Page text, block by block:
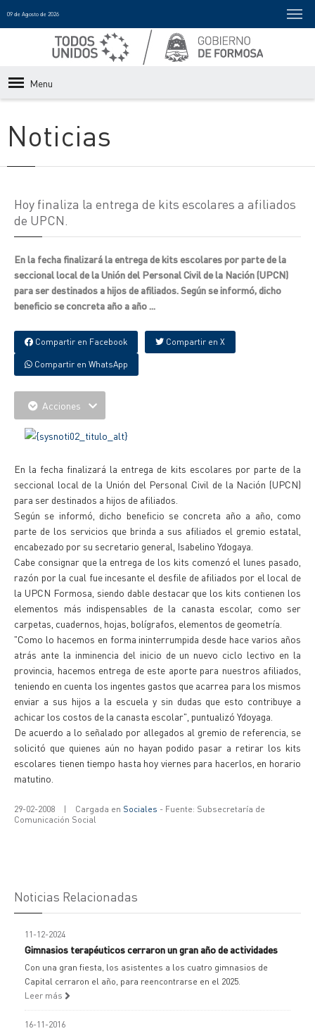
09 de Agosto de 2026
Menu
Noticias
Hoy finaliza la entrega de kits escolares a afiliados
de UPCN.
En la fecha finalizará la entrega de kits escolares por parte de la
seccional local de la Unión del Personal Civil de la Nación (UPCN)
para ser destinados a hijos de afiliados. Según se informó, dicho
beneficio se concreta año a año ...
Compartir en Facebook Compartir en X
Compartir en WhatsApp
Acciones
En la fecha finalizará la entrega de kits escolares por parte de la
seccional local de la Unión del Personal Civil de la Nación (UPCN)
para ser destinados a hijos de afiliados.
Según se informó, dicho beneficio se concreta año a año, como
parte de los servicios que brinda a sus afiliados el gremio estatal,
encabezado por su secretario general, Isabelino Ydogaya.
Cabe consignar que la entrega de los kits comenzó el lunes pasado,
razón por la cual fue incesante el desfile de afiliados por el local de
la UPCN Formosa, siendo dable destacar que los kits contienen los
elementos más indispensables de la canasta escolar, como ser
carpetas, cuadernos, hojas, bolígrafos, elementos de geometría.
"Como lo hacemos en forma ininterrumpida desde hace varios años
atrás ante la inminencia del inicio de un nuevo ciclo lectivo en la
provincia, hacemos entrega de este aporte para nuestros afiliados,
teniendo en cuenta los ingentes gastos que acarrea para los mismos
enviar a sus hijos a la escuela y sin dudas que esto contribuye a
achicar los costos de la canasta escolar", puntualizó Ydoyaga.
De acuerdo a lo señalado por allegados al gremio de referencia, se
solicitó que quienes aún no hayan podido pasar a retirar los kits
escolares tienen tiempo hasta hoy viernes para hacerlos, en horario
matutino.
29-02-2008 | Cargada en Sociales - Fuente: Subsecretaría de
Comunicación Social
Noticias Relacionadas
11-12-2024
Gimnasios terapéuticos cerraron un gran año de actividades
Con una gran fiesta, los asistentes a los cuatro gimnasios de
Capital cerraron el año, para reencontrarse en el 2025.
Leer más
16-11-2016